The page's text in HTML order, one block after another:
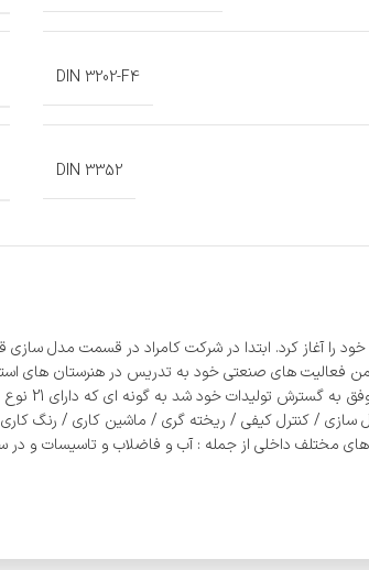
DIN 3202-F4
DIN 3352
/ کنترل کیفی / ریخته گری / ماشین کاری / رنگ
مختلف داخلی از جمله : آب و فاضلاب و تاسیسات و در